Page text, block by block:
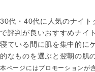
30代・40代に人気のナイト
で評判が良いおすすめナイ
寝ている間に肌を集中的に
的なものを選ぶと翌朝の肌
本ページにはプロモーションが